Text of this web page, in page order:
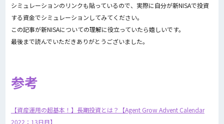
シミュレーションのリンクも貼っているので、実際に自分が新NISAで投資
する資金でシミュレーションしてみてください。
この記事が新NISAについての理解に役立っていたら嬉しいです。
最後まで読んでいただきありがとうございました。
参考
【資産運用の超基本！】長期投資とは？【Agent Grow Advent Calendar
2022：13日目】